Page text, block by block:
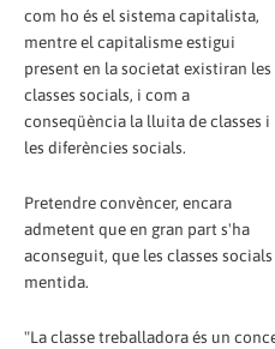
com ho és el sistema capitalista,
mentre el capitalisme estigui
present en la societat existiran les
classes socials, i com a
conseqüència la lluita de classes i
les diferències socials.
Pretendre convèncer, encara
admetent que en gran part s'ha
aconseguit, que les classes
mentida.
"La classe treballadora és un